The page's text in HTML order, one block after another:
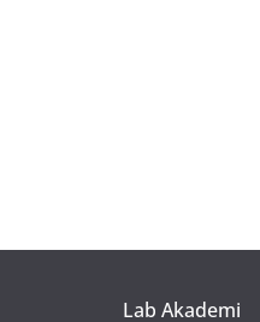
Lab Akademi